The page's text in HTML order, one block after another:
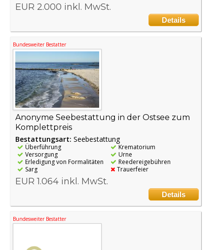
EUR 2.000 inkl. MwSt.
Details
Bundesweiter Bestatter
Anonyme Seebestattung in der Ostsee zum
Komplettpreis
Bestattungsart: Seebestattung
Überführung
Versorgung
Erledigung von Formalitäten
Sarg
Krematorium
Urne
Reedereigebühren
Trauerfeier
EUR 1.064 inkl. MwSt.
Details
Bundesweiter Bestatter